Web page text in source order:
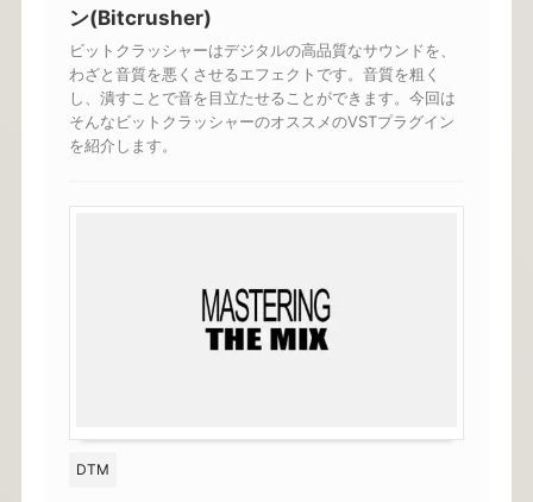
ン(Bitcrusher)
ビットクラッシャーはデジタルの高品質なサウンドを、
わざと音質を悪くさせるエフェクトです。音質を粗く
し、潰すことで音を目立たせることができます。今回は
そんなビットクラッシャーのオススメのVSTプラグイン
を紹介します。
DTM